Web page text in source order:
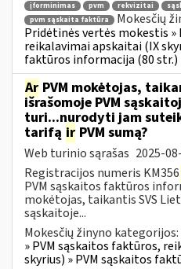
įforminimas pvm rekvizitai
pvm sąskaita faktūra
Mokesčių
Pridėtinės vertės mokestis »
reikalavimai apskaitai (IX
faktūros informacija (80 str.)
Ar PVM mokėtojas,
išrašomoje PVM
turi...nurodyti jam
tarifą ir PVM sumą?
Web turinio sąrašas 2025-
Registracijos numeris KM356
PVM sąskaitos faktūros
mokėtojas, taikantis SVS
sąskaitoje...
Mokesčių žinyno kategorijos:
» PVM sąskaitos faktūros,
skyrius) » PVM sąskaitos